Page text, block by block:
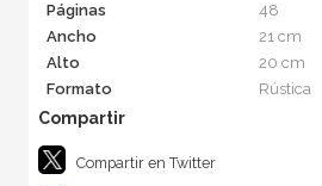
Páginas
48
Ancho
21 cm
Alto
20 cm
Formato
Rústica
Compartir en Twitter